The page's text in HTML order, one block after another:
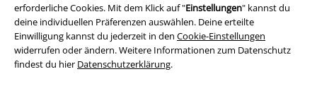
erforderliche Cookies. Mit dem Klick auf "Einstellungen" kannst du
deine individuellen Präferenzen auswählen. Deine erteilte
Einwilligung kannst du jederzeit in den Cookie-Einstellungen
widerrufen oder ändern. Weitere Informationen zum Datenschutz
findest du hier Datenschutzerklärung.
Impressum
Datenschutz
Entsorgung und Umweltschutz